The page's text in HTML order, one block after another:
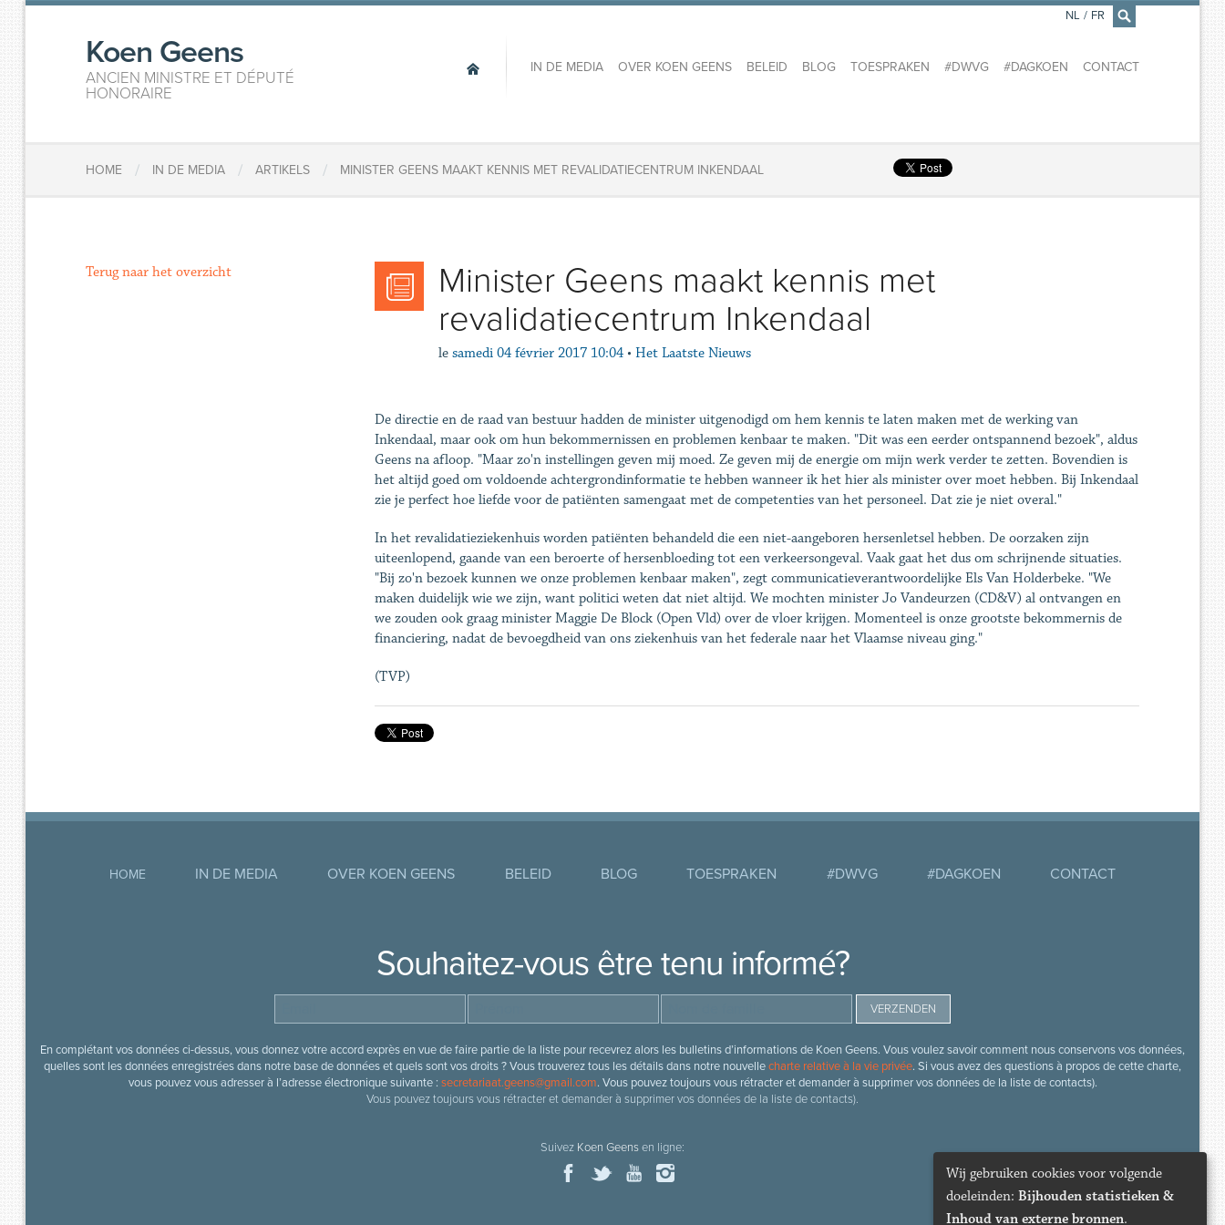
×
Koen Geens
ANCIEN MINISTRE ET DÉPUTÉ
HONORAIRE
IN DE MEDIA OVER KOEN GEENS BELEID BLOG TOESPRAKEN #DWVG #DAGKOEN CONTACT
NL / FR
HOME / IN DE MEDIA / ARTIKELS / MINISTER GEENS MAAKT KENNIS MET REVALIDATIECENTRUM INKENDAAL
Minister Geens maakt kennis met
revalidatiecentrum Inkendaal
le samedi 04 février 2017 10:04 • Het Laatste Nieuws
De directie en de raad van bestuur hadden de minister uitgenodigd om hem kennis te laten maken met de werking van
Inkendaal, maar ook om hun bekommernissen en problemen kenbaar te maken. "Dit was een eerder ontspannend bezoek", aldus
Geens na afloop. "Maar zo'n instellingen geven mij moed. Ze geven mij de energie om mijn werk verder te zetten. Bovendien is
het altijd goed om voldoende achtergrondinformatie te hebben wanneer ik het hier als minister over moet hebben. Bij Inkendaal
zie je perfect hoe liefde voor de patiënten samengaat met de competenties van het personeel. Dat zie je niet overal."
In het revalidatieziekenhuis worden patiënten behandeld die een niet-aangeboren hersenletsel hebben. De oorzaken zijn
uiteenlopend, gaande van een beroerte of hersenbloeding tot een verkeersongeval. Vaak gaat het dus om schrijnende situaties.
"Bij zo'n bezoek kunnen we onze problemen kenbaar maken", zegt communicatieverantwoordelijke Els Van Holderbeke. "We
maken duidelijk wie we zijn, want politici weten dat niet altijd. We mochten minister Jo Vandeurzen (CD&V) al ontvangen en
we zouden ook graag minister Maggie De Block (Open Vld) over de vloer krijgen. Momenteel is onze grootste bekommernis de
financiering, nadat de bevoegdheid van ons ziekenhuis van het federale naar het Vlaamse niveau ging."
(TVP)
Terug naar het overzicht
HOME IN DE MEDIA OVER KOEN GEENS BELEID BLOG TOESPRAKEN #DWVG #DAGKOEN CONTACT
Souhaitez-vous être tenu informé?
En complétant vos données ci-dessus, vous donnez votre accord exprès en vue de faire partie de la liste pour recevrez alors les bulletins d’informations de Koen Geens. Vous voulez savoir comment nous conservons vos données,
quelles sont les données enregistrées dans notre base de données et quels sont vos droits ? Vous trouverez tous les détails dans notre nouvellecharte relative à la vie privée. Si vous avez des questions à propos de cette charte,
vous pouvez vous adresser à l’adresse électronique suivante : secretariaat.geens@gmail.com. Vous pouvez toujours vous rétracter et demander à supprimer vos données de la liste de contacts).
Vous pouvez toujours vous rétracter et demander à supprimer vos données de la liste de contacts).
Suivez Koen Geensen ligne:
Wij gebruiken cookies voor volgende
doeleinden: Bijhouden statistieken &
Inhoud van externe bronnen.